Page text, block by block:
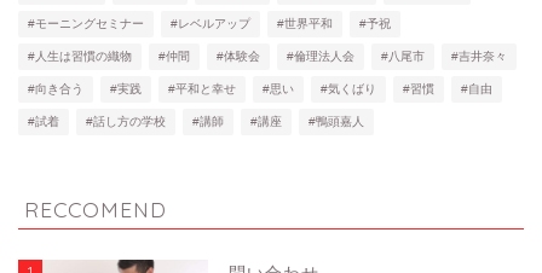
#モーニングセミナー #レベルアップ #世界平和 #予祝
#人生は習慣の織物 #仲間 #体験会 #倫理法人会 #八尾市 #吉井奈々
#向き合う #実践 #平和と幸せ #思い #気くばり #習慣 #自由
#試着 #話し方の学校 #講師 #講座 #鴨頭嘉人
RECCOMEND